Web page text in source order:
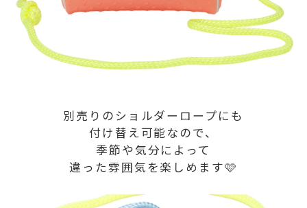
別売りのショルダーロープにも
付け替え可能なので、
季節や気分によって
違った雰囲気を楽しめます🩷